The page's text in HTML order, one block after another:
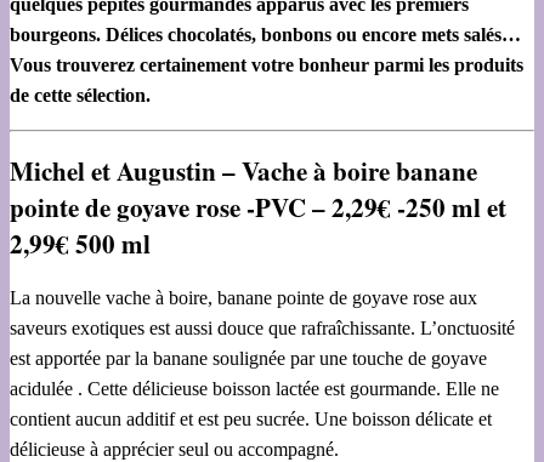
bourgeons. Délices chocolatés, bonbons ou encore mets salés…
Vous trouverez certainement votre bonheur parmi les produits
de cette sélection.
Michel et Augustin – Vache à boire banane
pointe de goyave rose -PVC – 2,29€ -250 ml et
2,99€ 500 ml
La nouvelle vache à boire, banane pointe de goyave rose aux
saveurs exotiques est aussi douce que rafraîchissante. L’onctuosité
est apportée par la banane soulignée par une touche de goyave
acidulée . Cette délicieuse boisson lactée est gourmande. Elle ne
contient aucun additif et est peu sucrée. Une boisson délicate et
délicieuse à apprécier seul ou accompagné.